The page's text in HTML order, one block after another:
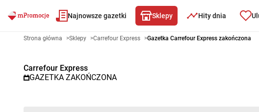
Najnowsze gazetki Sklepy Hity dnia
Gazetka promocyjna Carrefour
Strona główna >Sklepy >Carrefour Express >Gazetka Carrefour Express zakończona
Carrefour Express
GAZETKA ZAKOŃCZONA